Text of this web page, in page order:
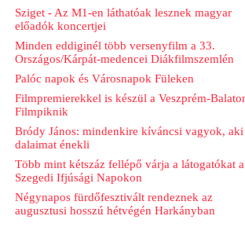
Sziget - Az M1-en láthatóak lesznek magyar
előadók koncertjei
Minden eddiginél több versenyfilm a 33.
Országos/Kárpát-medencei Diákfilmszemlén
Palóc napok és Városnapok Füleken
Filmpremierekkel is készül a Veszprém-
Filmpiknik
Bródy János: mindenkire kíváncsi vagyok, aki
dalaimat énekli
Több mint kétszáz fellépő várja a látogatókat a
Szegedi Ifjúsági Napokon
Négynapos fürdőfesztivált rendeznek az
augusztusi hosszú hétvégén Harkányban